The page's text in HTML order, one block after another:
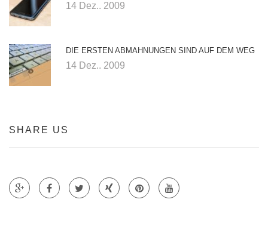
14 Dez.. 2009
DIE ERSTEN ABMAHNUNGEN SIND AUF DEM WEG
14 Dez.. 2009
SHARE US
Teile auf Google +
Teile auf Faecebook
Teile auf Twitter
Teile auf Xing
Teile auf Pinterest